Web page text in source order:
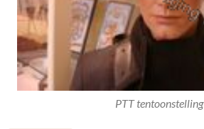
PTT tentoonstelling